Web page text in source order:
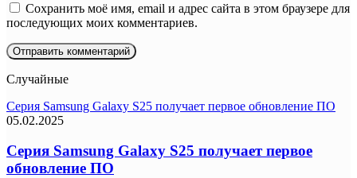
Сохранить моё имя, email и адрес сайта в этом браузере для
последующих моих комментариев.
Случайные
Серия Samsung Galaxy S25 получает первое обновление ПО
05.02.2025
Серия Samsung Galaxy S25 получает первое
обновление ПО